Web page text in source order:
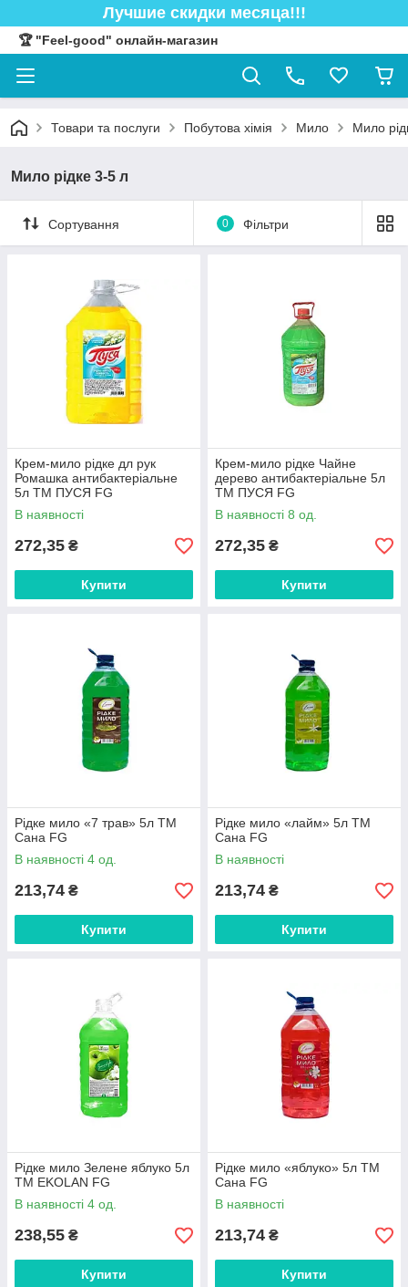
Лучшие скидки месяца!!!
🏆 "Feel-good" онлайн-магазин
Товари та послуги Побутова хімія Мило Мило
Мило рідке 3-5 л
Сортування 0 Фільтри
Крем-мило рідке дл рук
Ромашка антибактерiальне
5л ТМ ПУСЯ FG
В наявності
272,35 ₴
Купити
Крем-мило рідке Чайне
дерево антибактерiальне 5л
ТМ ПУСЯ FG
В наявності 8 од.
272,35 ₴
Купити
Рідке мило «7 трав» 5л ТМ
Сана FG
В наявності 4 од.
213,74 ₴
Купити
Рідке мило «лайм» 5л ТМ
Сана FG
В наявності
213,74 ₴
Купити
Рідке мило Зелене яблуко 5л
ТМ EKOLAN FG
В наявності 4 од.
238,55 ₴
Купити
Рідке мило «яблуко» 5л ТМ
Сана FG
В наявності
213,74 ₴
Купити